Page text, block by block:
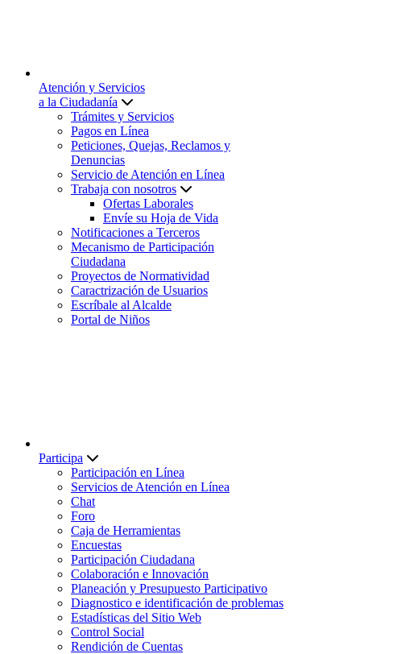
Atención y Servicios
a la Ciudadanía
Trámites y Servicios
Pagos en Línea
Peticiones, Quejas, Reclamos y
Denuncias
Servicio de Atención en Línea
Trabaja con nosotros
Ofertas Laborales
Envíe su Hoja de Vida
Notificaciones a Terceros
Mecanismo de Participación
Ciudadana
Proyectos de Normatividad
Caractrización de Usuarios
Escríbale al Alcalde
Portal de Niños
Participa
Participación en Línea
Servicios de Atención en Línea
Chat
Foro
Caja de Herramientas
Encuestas
Participación Ciudadana
Colaboración e Innovación
Planeación y Presupuesto Participativo
Diagnostico e identificación de problemas
Estadísticas del Sitio Web
Control Social
Rendición de Cuentas